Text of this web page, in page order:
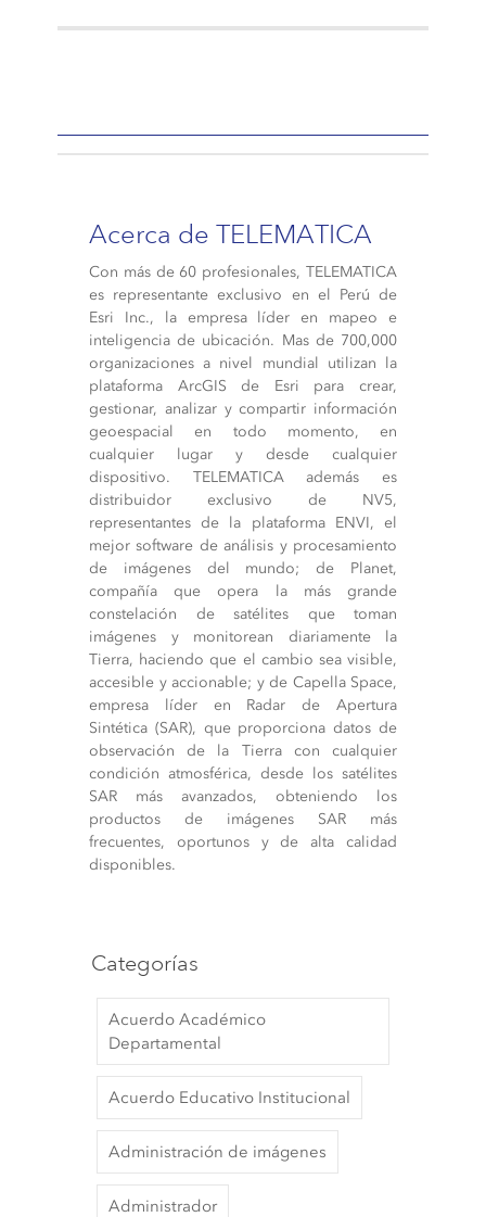
Acerca de TELEMATICA
Con más de 60 profesionales, TELEMATICA
es representante exclusivo en el Perú de
Esri Inc., la empresa líder en mapeo e
inteligencia de ubicación. Mas de 700,000
organizaciones a nivel mundial utilizan la
plataforma ArcGIS de Esri para crear,
gestionar, analizar y compartir información
geoespacial en todo momento, en
cualquier lugar y desde cualquier
dispositivo. TELEMATICA además es
distribuidor exclusivo de NV5,
representantes de la plataforma ENVI, el
mejor software de análisis y procesamiento
de imágenes del mundo; de Planet,
compañía que opera la más grande
constelación de satélites que toman
imágenes y monitorean diariamente la
Tierra, haciendo que el cambio sea visible,
accesible y accionable; y de Capella Space,
empresa líder en Radar de Apertura
Sintética (SAR), que proporciona datos de
observación de la Tierra con cualquier
condición atmosférica, desde los satélites
SAR más avanzados, obteniendo los
productos de imágenes SAR más
frecuentes, oportunos y de alta calidad
disponibles.
Categorías
Acuerdo Académico
Departamental
Acuerdo Educativo Institucional
Administración de imágenes
Administrador